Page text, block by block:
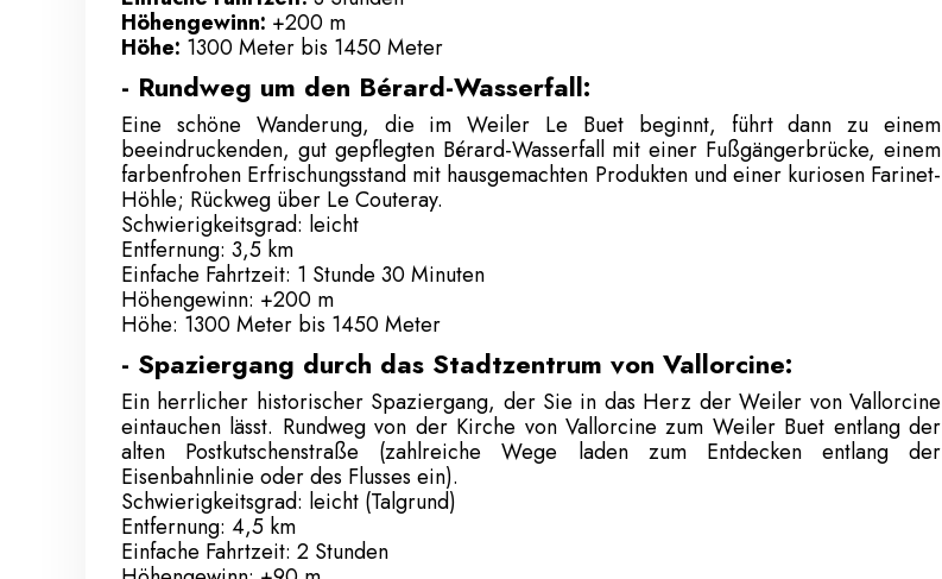
Höhengewinn: +200 m
Höhe: 1300 Meter bis 1450 Meter
- Rundweg um den Bérard-Wasserfall:
Eine schöne Wanderung, die im Weiler Le Buet beginnt, führt dann zu einem
beeindruckenden, gut gepflegten Bérard-Wasserfall mit einer Fußgängerbrücke, einem
farbenfrohen Erfrischungsstand mit hausgemachten Produkten und einer kuriosen Farinet-
Höhle; Rückweg über Le Couteray.
Schwierigkeitsgrad: leicht
Entfernung: 3,5 km
Einfache Fahrtzeit: 1 Stunde 30 Minuten
Höhengewinn: +200 m
Höhe: 1300 Meter bis 1450 Meter
- Spaziergang durch das Stadtzentrum von Vallorcine:
Ein herrlicher historischer Spaziergang, der Sie in das Herz der Weiler von Vallorcine
eintauchen lässt. Rundweg von der Kirche von Vallorcine zum Weiler Buet entlang der
alten Postkutschenstraße (zahlreiche Wege laden zum Entdecken entlang der
Eisenbahnlinie oder des Flusses ein).
Schwierigkeitsgrad: leicht (Talgrund)
Entfernung: 4,5 km
Einfache Fahrtzeit: 2 Stunden